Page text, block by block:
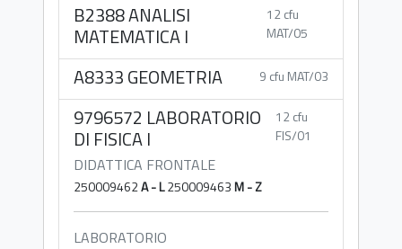
B2388 ANALISI
MATEMATICA I
12 cfu
MAT/05
A8333 GEOMETRIA 9 cfu MAT/03
9796572 LABORATORIO
DI FISICA I
12 cfu
FIS/01
DIDATTICA FRONTALE
250009462A - L250009463M - Z
LABORATORIO